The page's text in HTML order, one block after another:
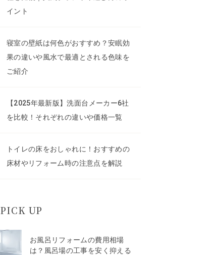
イント
寝室の壁紙は何色がおすすめ？安眠効
果の違いや風水で最適とされる色味を
ご紹介
【2025年最新版】洗面台メーカー6社
を比較！それぞれの違いや価格一覧
トイレの床をおしゃれに！おすすめの
床材やリフォーム時の注意点を解説
PICK UP
お風呂リフォームの費用相場
は？風呂場の工事を安く抑える